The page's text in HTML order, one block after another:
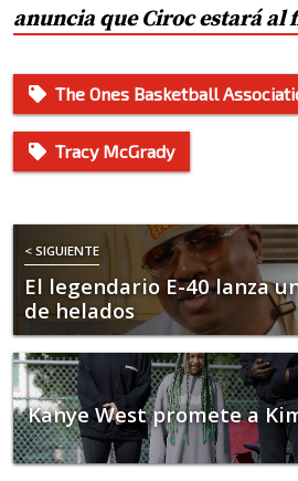
anuncia que Ciroc estará al
The Ones Basketball
Tracy McGrady
< SIGUIENTE
El legendario E-40 lanza
de helados
Kanye West promete a